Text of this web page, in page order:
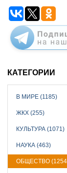
КАТЕГОРИИ
В МИРЕ (1185)
ЖКХ (255)
КУЛЬТУРА (1071)
НАУКА (463)
ОБЩЕСТВО